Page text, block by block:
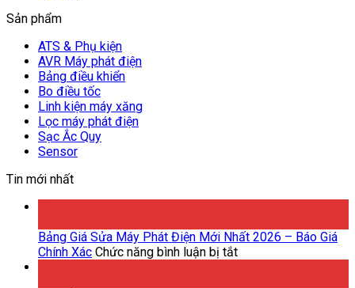
Sản phẩm
ATS & Phụ kiện
AVR Máy phát điện
Bảng điều khiển
Bo điều tốc
Linh kiện máy xăng
Lọc máy phát điện
Sạc Ắc Quy
Sensor
Tin mới nhất
Bảng Giá Sửa Máy Phát Điện Mới Nhất 2026 – Báo Giá
Chính Xác Chức năng bình luận bị tắtở